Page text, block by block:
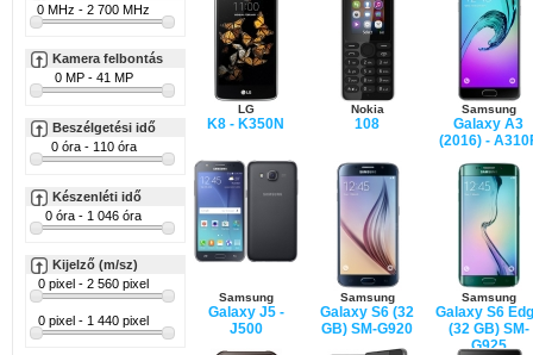
Kamera felbontás
Beszélgetési idő
Készenléti idő
Kijelző (m/sz)
LG
K8 - K350N
Nokia
108
Samsung
Galaxy A3
(2016) -
Samsung
Galaxy J5 -
J500
Samsung
Galaxy S6 (32
GB) SM-G920
Samsung
Galaxy S6
(32 GB) SM-
G925